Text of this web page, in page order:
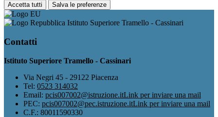
Accetta tutti Salva le preferenze
Istituto Superiore Tramello - Cassinari
Contatti
Istituto Superiore Tramello - Cassinari
Via Negri 45 - 29122 Piacenza
Tel: 0523 314032
Email: pcis007002@istruzione.itLink per inviare una mail
PEC: pcis007002@pec.istruzione.itLink per inviare una mail
C.F.: 80011590330